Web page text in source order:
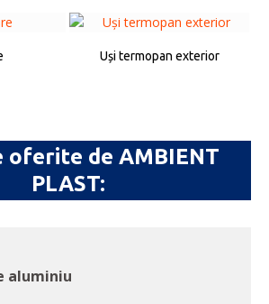
Uși termopan exterior
oferite de AMBIENT
PLAST:
aluminiu